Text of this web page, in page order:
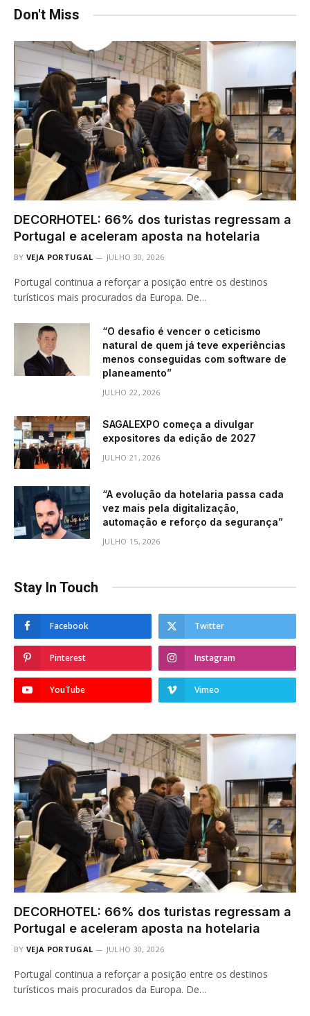
Don't Miss
DECORHOTEL: 66% dos turistas regressam a
Portugal e aceleram aposta na hotelaria
BY VEJA PORTUGAL JULHO 30, 2026
Portugal continua a reforçar a posição entre os destinos
turísticos mais procurados da Europa. De…
“O desafio é vencer o ceticismo
natural de quem já teve experiências
menos conseguidas com software de
planeamento”
JULHO 22, 2026
SAGALEXPO começa a divulgar
expositores da edição de 2027
JULHO 21, 2026
“A evolução da hotelaria passa cada
vez mais pela digitalização,
automação e reforço da segurança”
JULHO 15, 2026
Stay In Touch
Facebook Twitter
Pinterest Instagram
YouTube Vimeo
DECORHOTEL: 66% dos turistas regressam a
Portugal e aceleram aposta na hotelaria
BY VEJA PORTUGAL JULHO 30, 2026
Portugal continua a reforçar a posição entre os destinos
turísticos mais procurados da Europa. De…